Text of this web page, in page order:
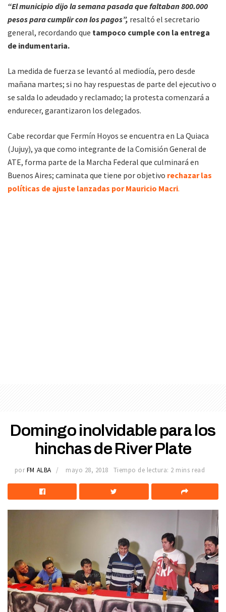
“El municipio dijo la semana pasada que faltaban 800.000
pesos para cumplir con los pagos”, resaltó el secretario
general, recordando que tampoco cumple con la entrega
de indumentaria.
La medida de fuerza se levantó al mediodía, pero desde
mañana martes; si no hay respuestas de parte del ejecutivo o
se salda lo adeudado y reclamado; la protesta comenzará a
endurecer, garantizaron los delegados.
Cabe recordar que Fermín Hoyos se encuentra en La Quiaca
(Jujuy), ya que como integrante de la Comisión General de
ATE, forma parte de la Marcha Federal que culminará en
Buenos Aires; caminata que tiene por objetivo rechazar las
políticas de ajuste lanzadas por Mauricio Macri.
Domingo inolvidable para los
hinchas de River Plate
por FM ALBA mayo 28, 2018 Tiempo de lectura: 2 mins read